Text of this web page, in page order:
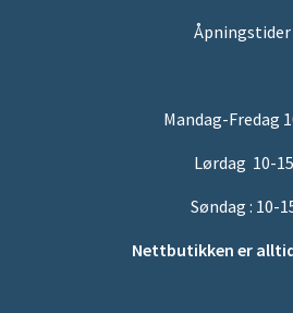
Åpningstider
Mandag-Fredag
Lørdag 10-15
Søndag : 10-
Nettbutikken er